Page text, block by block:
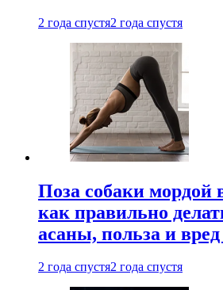
2 года спустя2 года спустя
Поза собаки мордой
как правильно
асаны, польза и
2 года спустя2 года спустя